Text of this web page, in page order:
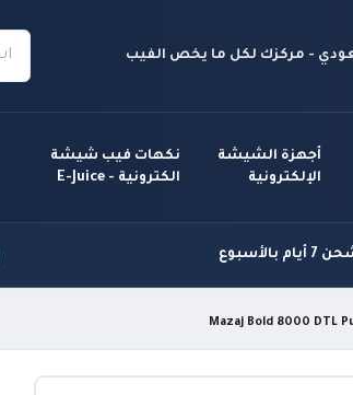
- مركزك لكل ما يخص الفيب
أجهزة الشيشة
الإلكترونية
نكهات فيب شيشة
الكترونية - E-Juice
بالأسبوع